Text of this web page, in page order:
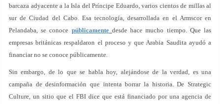
barcaza adyacente a la Isla del Príncipe Eduardo, varios cientos de millas al
sur de Ciudad del Cabo. Esa tecnología, desarrollada en el Armscor en
Pelandaba, se conoce públicamente desde hace mucho tiempo. Que las
empresas británicas respaldaron el proceso y que Arabia Saudita ayudó a
financiar no se conoce públicamente.
Sin embargo, de lo que se habla hoy, alejándose de la verdad, es una
campaña de desinformación que intenta borrar la historia. De Strategic
Culture, un sitio que el FBI dice que está financiado por una agencia de